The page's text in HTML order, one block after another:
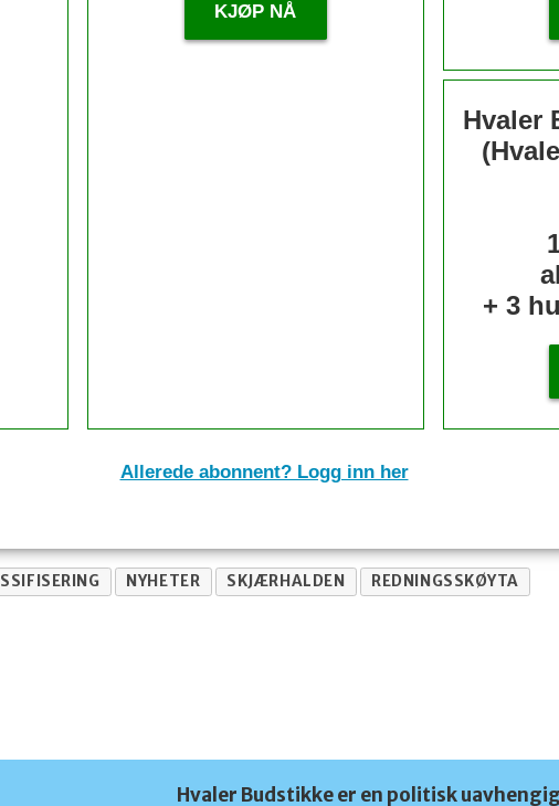
KJØP NÅ
Hvaler
+ 3
Allerede abonnent? Logg inn her
NYHETER SKJÆRHALDEN REDNINGSSKØYTA
Hvaler Budstikke er en politisk